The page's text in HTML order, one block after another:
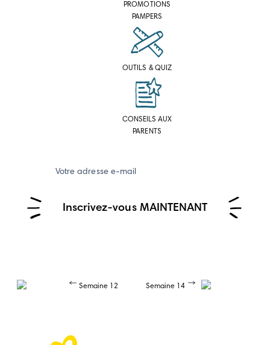
PROMOTIONS
PAMPERS
OUTILS & QUIZ
CONSEILS AUX
PARENTS
Votre adresse e-mail
Inscrivez-vous MAINTENANT
Semaine 12 Semaine 14